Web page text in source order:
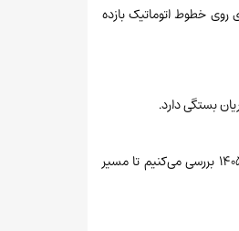
خطوط اتوماتیک بازده
بستگی دارد.
در این مقاله، تفاوت‌های فنی و اقتصادی این دو روش تولید را با در نظر گرفتن شرایط واقعی کارگاه‌ها و هزینه‌های جاری در سال‌های ۱۴۰۴ و ۱۴۰۵ بررسی می‌کنیم تا مسیر